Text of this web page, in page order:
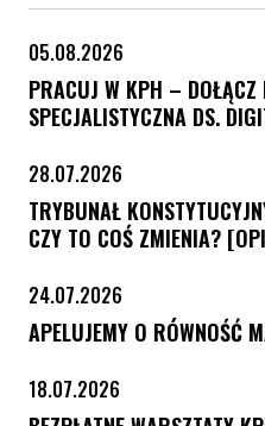
05.08.2026
PRACUJ W KPH – DOŁĄCZ
SPECJALISTYCZNA DS.
28.07.2026
TRYBUNAŁ
CZY TO COŚ ZMIENIA?
24.07.2026
APELUJEMY O RÓWNOŚĆ
18.07.2026